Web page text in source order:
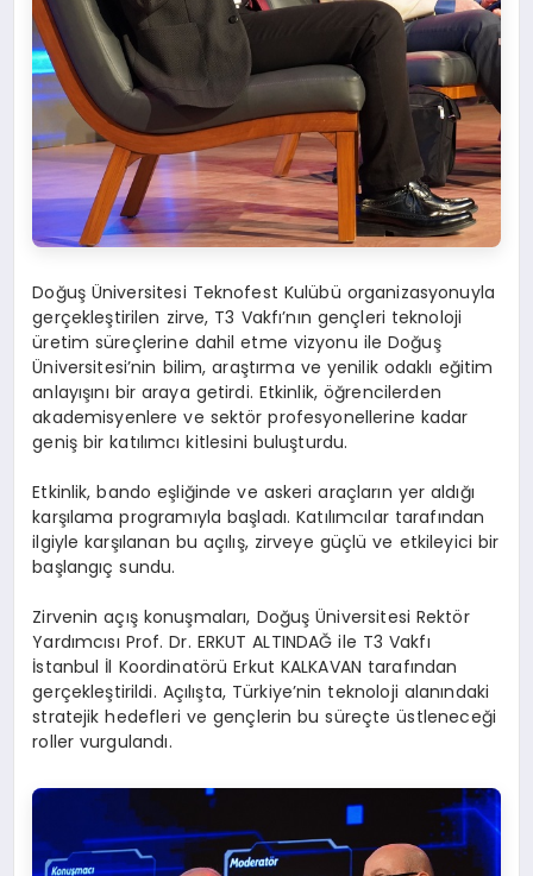
Doğuş Üniversitesi Teknofest Kulübü organizasyonuyla
gerçekleştirilen zirve, T3 Vakfı’nın gençleri teknoloji
üretim süreçlerine dahil etme vizyonu ile Doğuş
Üniversitesi’nin bilim, araştırma ve yenilik odaklı eğitim
anlayışını bir araya getirdi. Etkinlik, öğrencilerden
akademisyenlere ve sektör profesyonellerine kadar
geniş bir katılımcı kitlesini buluşturdu.
Etkinlik, bando eşliğinde ve askeri araçların yer aldığı
karşılama programıyla başladı. Katılımcılar tarafından
ilgiyle karşılanan bu açılış, zirveye güçlü ve etkileyici bir
başlangıç sundu.
Zirvenin açış konuşmaları, Doğuş Üniversitesi Rektör
Yardımcısı Prof. Dr. ERKUT ALTINDAĞ ile T3 Vakfı
İstanbul İl Koordinatörü Erkut KALKAVAN tarafından
gerçekleştirildi. Açılışta, Türkiye’nin teknoloji alanındaki
stratejik hedefleri ve gençlerin bu süreçte üstleneceği
roller vurgulandı.